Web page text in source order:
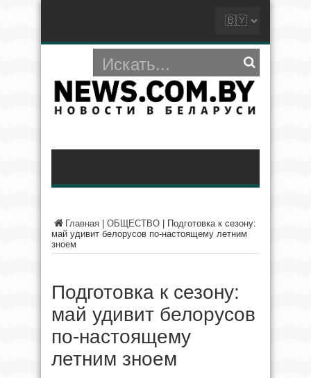
Главная ОБЩЕСТВО
Подготовка к сезону:
май удивит белорусов по-настоящему летним
зноем
Подготовка к сезону:
май удивит белорусов
по-настоящему
летним зноем